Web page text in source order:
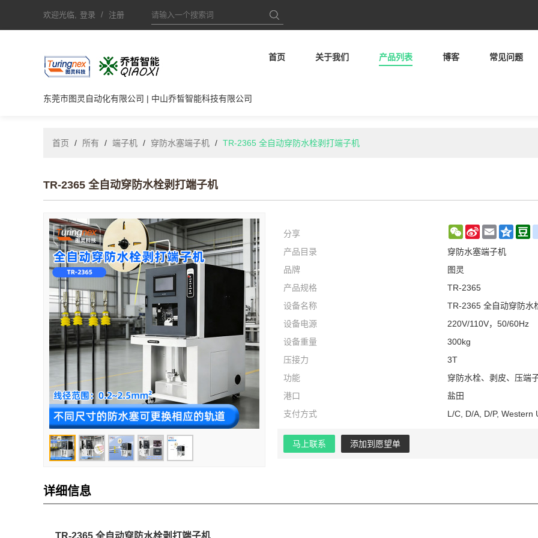
欢迎光临, 登录 / 注册
东莞市图灵自动化有限公司 | 中山乔皙智能科技有限公司
首页 关于我们 产品列表 博客 常见问题
首页 / 所有 / 端子机 / 穿防水塞端子机 / TR-2365 全自动穿防水栓剥打端子机
TR-2365 全自动穿防水栓剥打端子机
分享 WeChat
Sina
Weibo
Email Qzone
产品目录
穿防水塞端子机
品牌
图灵
产品规格
TR-2365
设备名称
TR-2365 全自动穿防水
设备电源
220V/110V，50/60Hz
设备重量
300kg
压接力
3T
功能
穿防水栓、剥皮、压端
港口
盐田
支付方式
L/C, D/A, D/P, Western
马上联系 添加到愿望单
详细信息
TR-2365 全自动穿防水栓剥打端子机